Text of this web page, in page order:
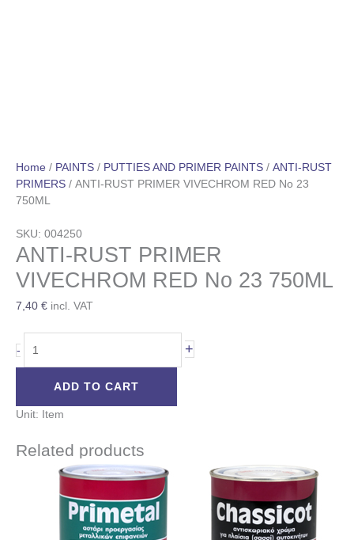
Home / PAINTS / PUTTIES AND PRIMER PAINTS / ANTI-RUST
PRIMERS / ANTI-RUST PRIMER VIVECHROM RED Nο 23
750ML
SKU: 004250
ANTI-RUST PRIMER
VIVECHROM RED Nο 23 750ML
7,40 € incl. VAT
- +
ADD TO CART
Unit: Item
Related products